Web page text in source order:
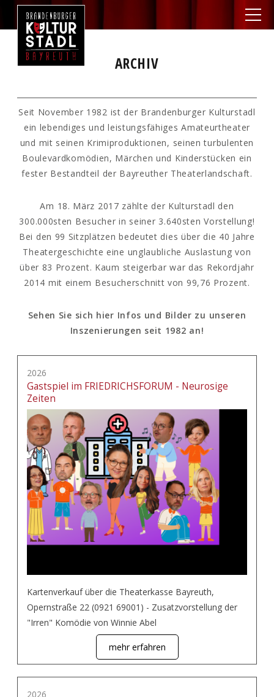
ARCHIV
Seit November 1982 ist der Brandenburger Kulturstadl
ein lebendiges und leistungsfähiges Amateurtheater
und mit seinen Krimiproduktionen, seinen turbulenten
Boulevardkomödien, Märchen und Kinderstücken ein
fester Bestandteil der Bayreuther Theaterlandschaft.
Am 18. März 2017 zählte der Kulturstadl den
300.000sten Besucher in seiner 3.640sten Vorstellung!
Bei den 99 Sitzplätzen bedeutet dies über die 40 Jahre
Theatergeschichte eine unglaubliche Auslastung von
über 83 Prozent. Kaum steigerbar war das Rekordjahr
2014 mit einem Besucherschnitt von 99,76 Prozent.
Sehen Sie sich hier Infos und Bilder zu unseren
Inszenierungen seit 1982 an!
2026
Gastspiel im FRIEDRICHSFORUM - Neurosige
Zeiten
Kartenverkauf über die Theaterkasse Bayreuth,
Opernstraße 22 (0921 69001) - Zusatzvorstellung der
"Irren" Komödie von Winnie Abel
mehr erfahren
2026